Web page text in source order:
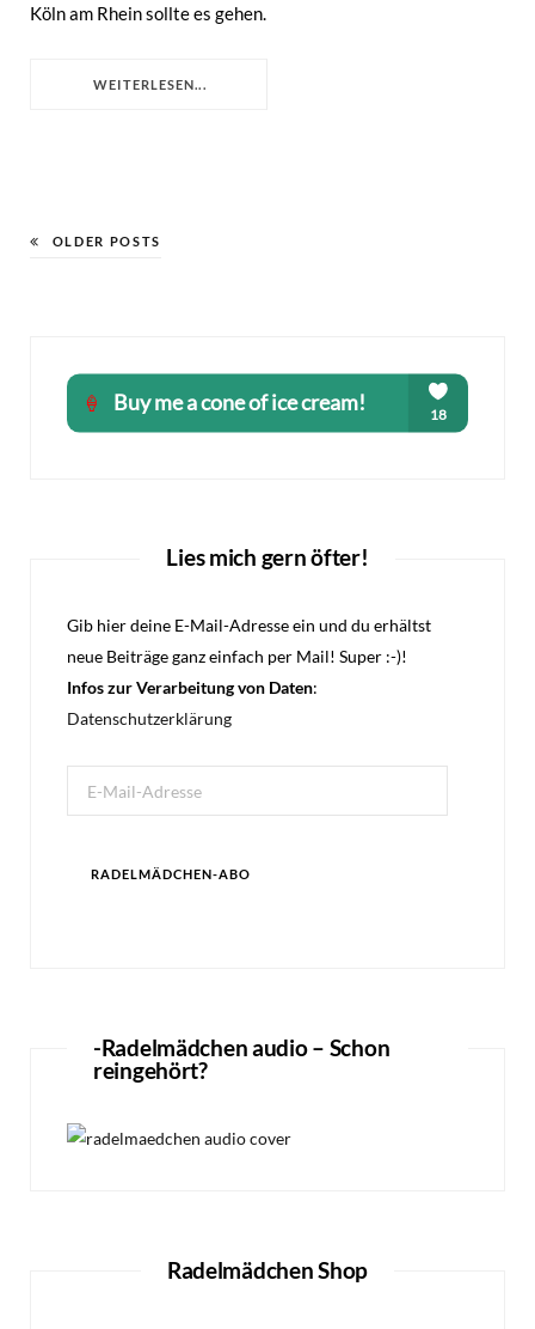
Köln am Rhein sollte es gehen.
WEITERLESEN...
OLDER POSTS
Lies mich gern öfter!
Gib hier deine E-Mail-Adresse ein und du erhältst
neue Beiträge ganz einfach per Mail! Super :-)!
Infos zur Verarbeitung von Daten:
Datenschutzerklärung
Mail-
RADELMÄDCHEN-ABO
-Radelmädchen audio – Schon
reingehört?
Radelmädchen Shop